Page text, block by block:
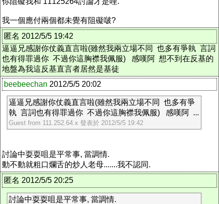
我一個應付兩個都未覺有阻礙啵?
匿名 2012/5/5 19:42
逼逼兄感謝你仗義直言啦(雖然我兩立場不同 也多有爭執 言詞
也有得罪過你 不過你這胸襟我佩服) 感嘆阿 想不到在反基的
地盤為我這反基直言者居然是基徒
beebeechan 2012/5/5 20:02
逼逼兄感謝你仗義直言啦(雖然我兩立場不同 也多有爭
執 言詞也有得罪過你 不過你這胸襟我佩服) 感嘆阿 ...
Guest from 111.252.64.x 發表於 2012/5/5 19:42
討論中耍耍咀是平常事, 當調情.
動不動就粗口爛舌的炒人老母.......我不認同.
匿名 2012/5/5 20:25
討論中耍耍咀是平常事, 當調情.